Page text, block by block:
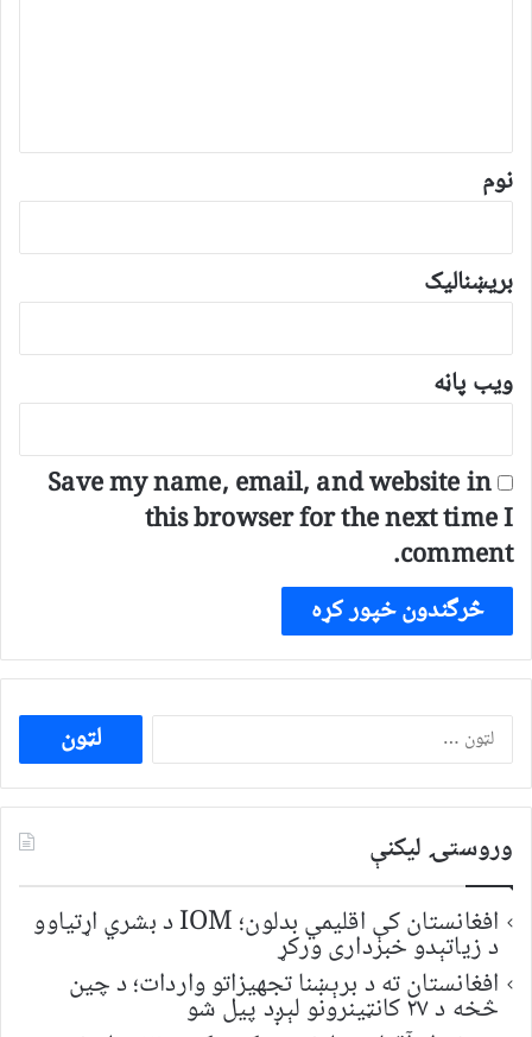
*
نوم
بریښنالیک
ویب پاڼه
Save my name, email, and website in
this browser for the next time I
comment.
ددی
لپاره
لټون:
وروستۍ ليکنې
افغانستان کې اقلیمي بدلون؛ IOM د بشري اړتیاوو
د زیاتېدو خبرداری ورکړ
افغانستان ته د برېښنا تجهیزاتو واردات؛ د چین
څخه د ۲۷ کانټینرونو لېږد پیل شو